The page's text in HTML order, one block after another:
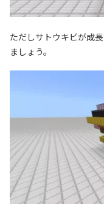
ただしサトウキビが成
ましょう。